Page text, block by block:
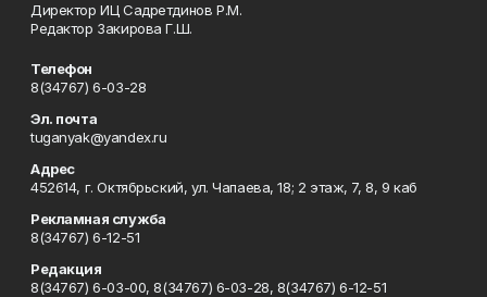
Директор ИЦ Садретдинов Р.М.
Редактор Закирова Г.Ш.
Телефон
8(34767) 6-03-28
Эл. почта
tuganyak@yandex.ru
Адрес
452614, г. Октябрьский, ул. Чапаева, 18; 2 этаж, 7, 8, 9 каб
Рекламная служба
8(34767) 6-12-51
Редакция
8(34767) 6-03-00, 8(34767) 6-03-28, 8(34767) 6-12-51